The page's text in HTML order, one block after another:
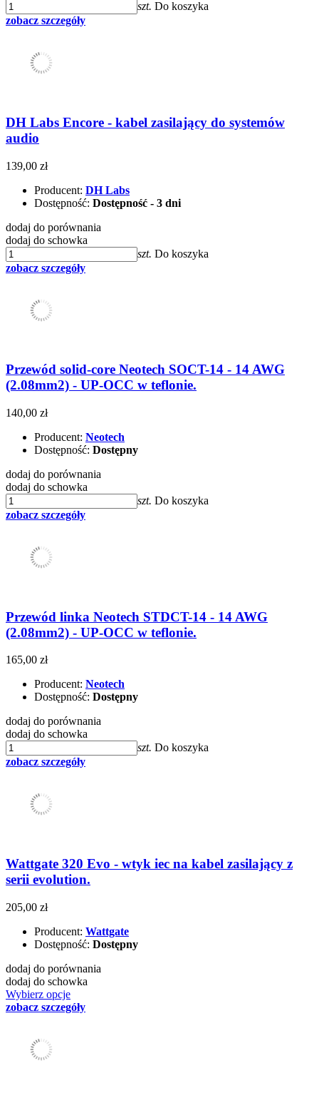
szt. Do koszyka
zobacz szczegóły
DH Labs Encore - kabel zasilający do systemów
audio
139,00 zł
Producent: DH Labs
Dostępność: Dostępność - 3 dni
dodaj do porównania
dodaj do schowka
szt. Do koszyka
zobacz szczegóły
Przewód solid-core Neotech SOCT-14 - 14 AWG
(2.08mm2) - UP-OCC w teflonie.
140,00 zł
Producent: Neotech
Dostępność: Dostępny
dodaj do porównania
dodaj do schowka
szt. Do koszyka
zobacz szczegóły
Przewód linka Neotech STDCT-14 - 14 AWG
(2.08mm2) - UP-OCC w teflonie.
165,00 zł
Producent: Neotech
Dostępność: Dostępny
dodaj do porównania
dodaj do schowka
szt. Do koszyka
zobacz szczegóły
Wattgate 320 Evo - wtyk iec na kabel zasilający z
serii evolution.
205,00 zł
Producent: Wattgate
Dostępność: Dostępny
dodaj do porównania
dodaj do schowka
Wybierz opcje
zobacz szczegóły